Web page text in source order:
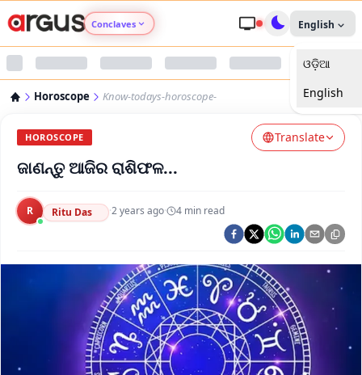
Conclaves
Argus Nari Shakti
Argus Swaad Odisha
Argus Chalo Dekhein Apna Desh
English
ଓଡ଼ିଆ
English
Horoscope Know-todays-horoscope-
HOROSCOPE Translate
ଜାଣନ୍ତୁ ଆଜିର ରାଶିଫଳ...
R Ritu Das ·2 years ago· 4 min read